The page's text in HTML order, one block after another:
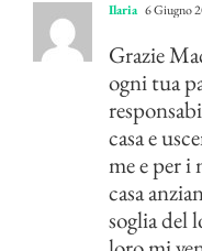
Ilaria 6 Giugno
Grazie
ogni tua
casa e
me e per i
casa
soglia del